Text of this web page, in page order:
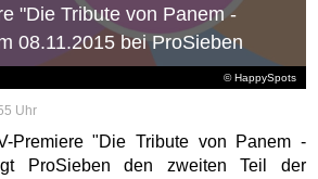
© HappySpots
"Die Tribute von Panem -
08.11.2015 bei ProSieben
Uhr
Premiere "Die Tribute von Panem -
ProSieben den zweiten Teil der